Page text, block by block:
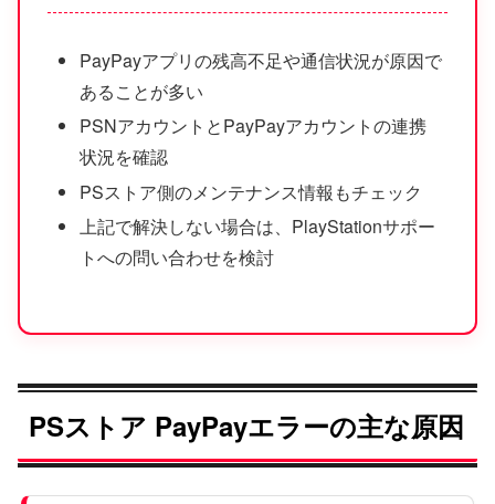
PayPayアプリの残高不足や通信状況が原因で
あることが多い
PSNアカウントとPayPayアカウントの連携
状況を確認
PSストア側のメンテナンス情報もチェック
上記で解決しない場合は、PlayStationサポー
トへの問い合わせを検討
PSストア PayPayエラーの主な原因